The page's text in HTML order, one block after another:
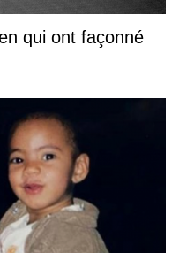
qui ont façonné